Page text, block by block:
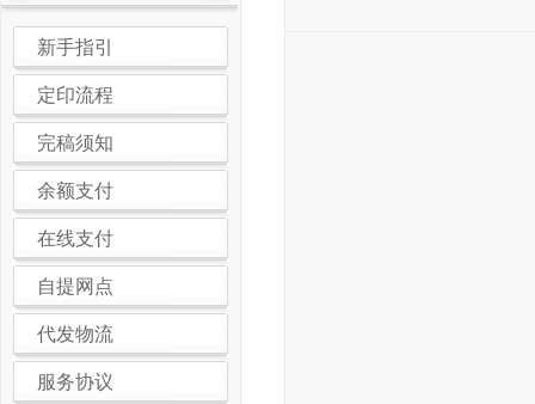
新手指引
定印流程
完稿须知
余额支付
在线支付
自提网点
代发物流
服务协议